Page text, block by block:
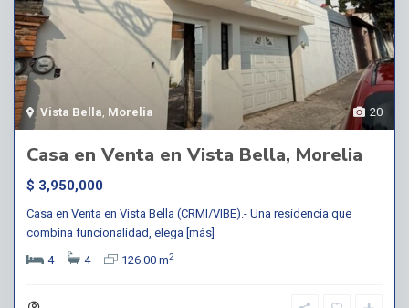
20
Vista Bella, Morelia
Casa en Venta en Vista Bella, Morelia
$ 3,950,000
Casa en Venta en Vista Bella (CRMI/VIBE).- Una residencia que
combina funcionalidad, elega [más]
4
4 126.00 m2